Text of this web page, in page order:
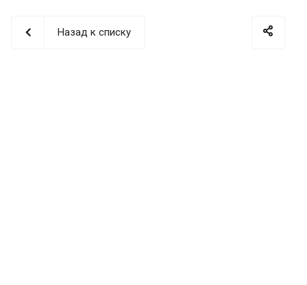
Назад к списку